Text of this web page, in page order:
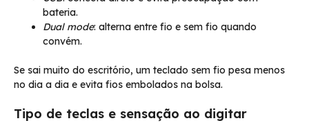
bateria.
Dual mode: alterna entre fio e sem fio quando
convém.
Se sai muito do escritório, um teclado sem fio pesa menos
no dia a dia e evita fios embolados na bolsa.
Tipo de teclas e sensação ao digitar